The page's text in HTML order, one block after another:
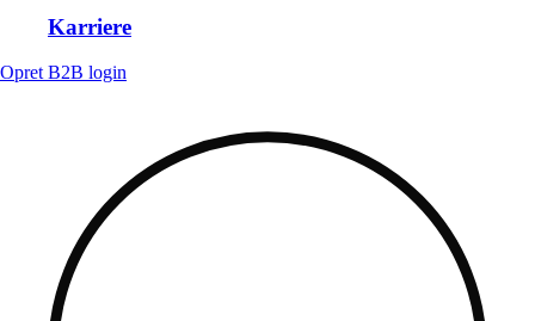
Karriere
Opret B2B login